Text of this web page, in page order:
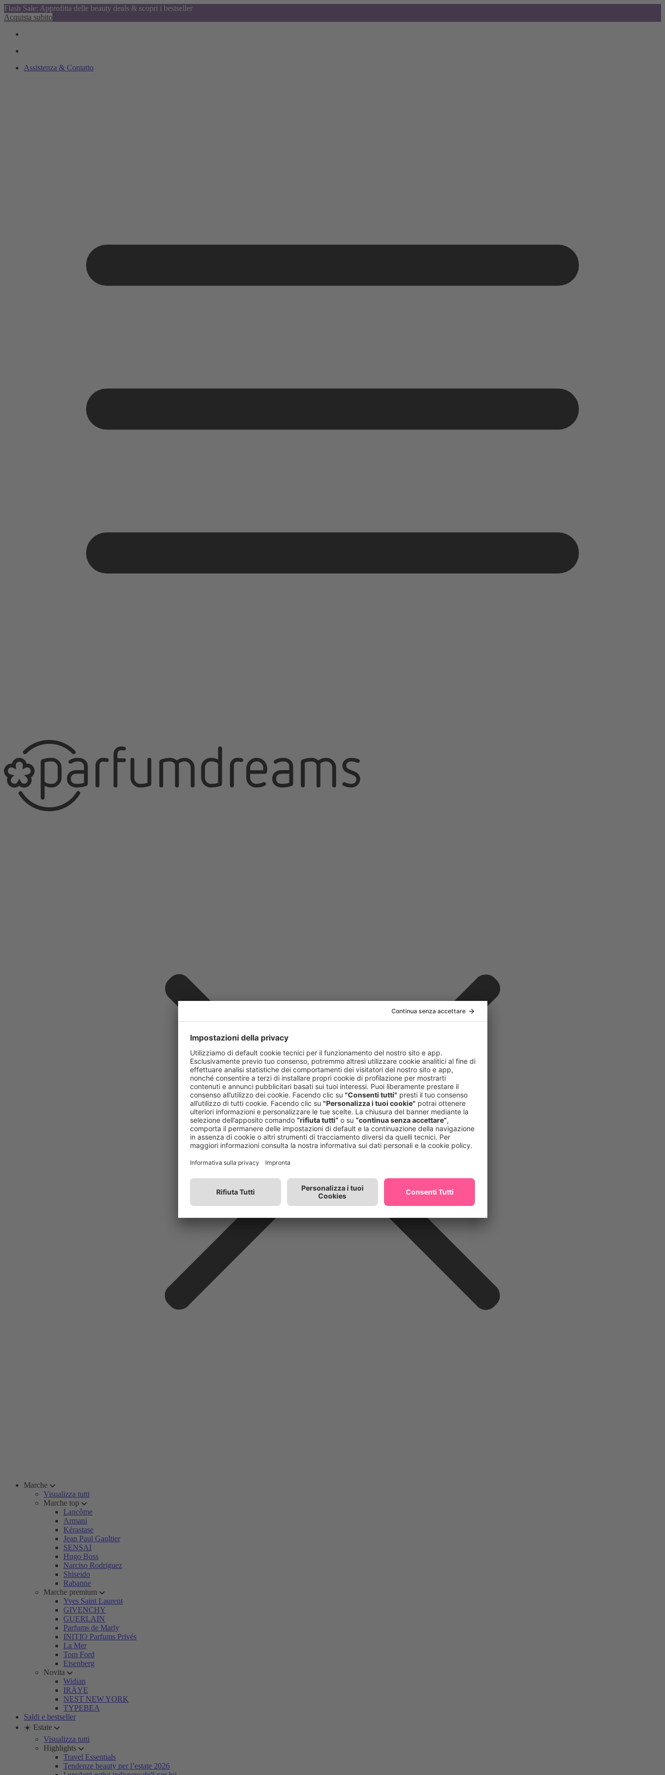
Flash Sale: Approfitta delle beauty deals & scopri i bestseller
Acquista subito
Assistenza & Contatto
Marche
Visualizza tutti
Marche top
Lancôme
Armani
Kérastase
Jean Paul Gaultier
SENSAI
Hugo Boss
Narciso Rodriguez
Shiseido
Rabanne
Marche premium
Yves Saint Laurent
GIVENCHY
GUERLAIN
Parfums de Marly
INITIO Parfums Privés
La Mer
Tom Ford
Eisenberg
Novita
Widian
IRÄYE
NEST NEW YORK
TYPEBEA
Saldi e bestseller
☀️ Estate
Visualizza tutti
Highlights
Travel Essentials
Tendenze beauty per l’estate 2026